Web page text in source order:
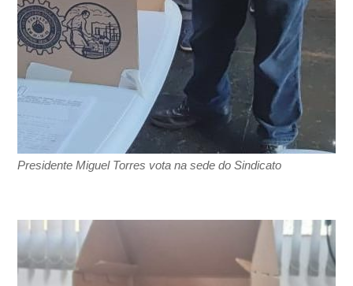
Presidente Miguel Torres vota na sede do Sindicato